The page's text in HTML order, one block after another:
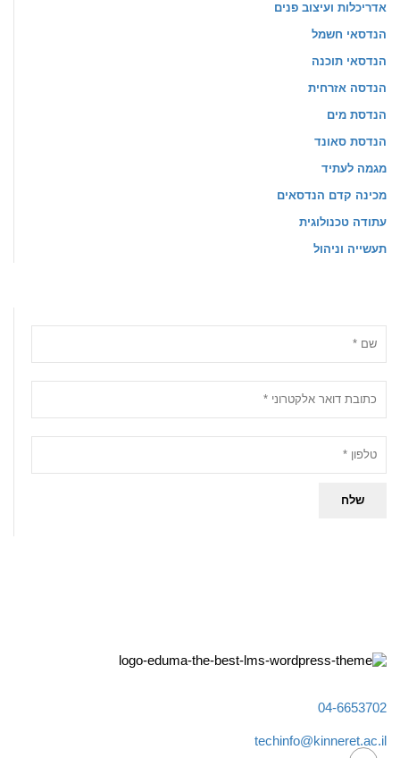
אדריכלות ועיצוב פנים
הנדסאי חשמל
הנדסאי תוכנה
הנדסה אזרחית
הנדסת מים
הנדסת סאונד
מגמה לעתיד
מכינה קדם הנדסאים
עתודה טכנולוגית
תעשייה וניהול
04-6653702
techinfo@kinneret.ac.il